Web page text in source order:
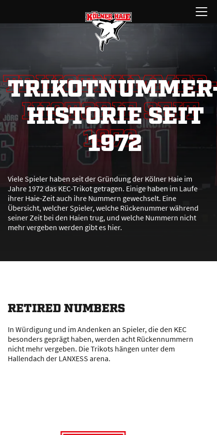
springen
Menü
öffnen
HISTORIE SEIT
1972
HISTORIE SEIT
1972
Viele Spieler haben seit der Gründung der Kölner Haie im
Jahre 1972 das KEC-Trikot getragen. Einige haben im Laufe
ihrer Haie-Zeit auch ihre Nummern gewechselt. Eine
Übersicht, welcher Spieler, welche Rückenummer während
seiner Zeit bei den Haien trug, und welche Nummern nicht
mehr vergeben werden gibt es hier.
RETIRED NUMBERS
In Würdigung und im Andenken an Spieler, die den KEC
besonders geprägt haben, werden acht Rückennummern
nicht mehr vergeben. Die Trikots hängen unter dem
Hallendach der LANXESS arena.